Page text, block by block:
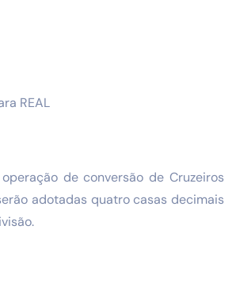
REAL
de conversão de Cruzeiros
adotadas quatro casas decimais